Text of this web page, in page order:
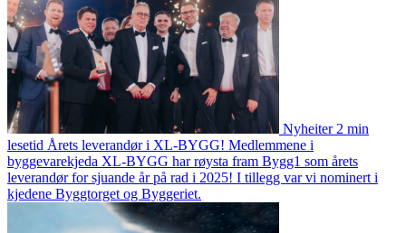
Nyheiter 2 min
lesetid Årets leverandør i XL-BYGG! Medlemmene i
byggevarekjeda XL-BYGG har røysta fram Bygg1 som årets
leverandør for sjuande år på rad i 2025! I tillegg var vi nominert i
kjedene Byggtorget og Byggeriet.